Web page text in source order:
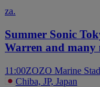
za.
Summer Sonic
Warren and many
11:00ZOZO Marine
Chiba, JP, Japan